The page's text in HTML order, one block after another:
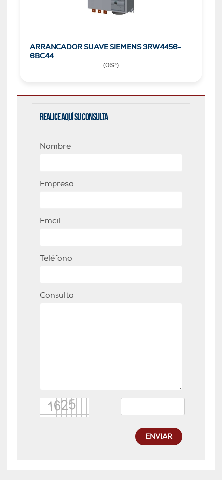
ARRANCADOR SUAVE SIEMENS 3RW4456-
6BC44
(062)
Realice aquí su consulta
Nombre
Empresa
Email
Teléfono
Consulta
ENVIAR